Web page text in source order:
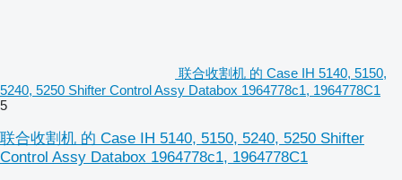
联合收割机 的 Case IH 5140, 5150,
5240, 5250 Shifter Control Assy Databox 1964778c1, 1964778C1
5
联合收割机 的 Case IH 5140, 5150, 5240, 5250 Shifter
Control Assy Databox 1964778c1, 1964778C1